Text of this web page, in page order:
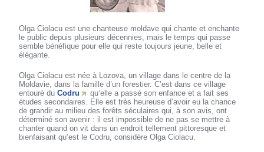
Olga Ciolacu est une chanteuse moldave qui chante et enchante
le public depuis plusieurs décennies, mais le temps qui passe
semble bénéfique pour elle qui reste toujours jeune, belle et
élégante.
Olga Ciolacu est née à Lozova, un village dans le centre de la
Moldavie, dans la famille d’un forestier. C’est dans ce village
entouré duCodru
qu’elle a passé son enfance et a fait ses
études secondaires. Elle est très heureuse d’avoir eu la chance
de grandir au milieu des forêts séculaires qui, à son avis, ont
déterminé son avenir : il est impossible de ne pas se mettre à
chanter quand on vit dans un endroit tellement pittoresque et
bienfaisant qu’est le Codru, considère Olga Ciolacu.